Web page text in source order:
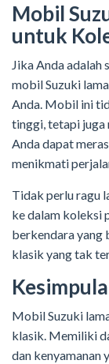
Mobil
untuk
Jika Anda
mobil Suzuki
Anda. Mobil ini
tinggi, tetapi juga
Anda dapat
menikmati
Tidak perlu ragu
ke dalam koleksi
berkendara yang
klasik yang tak
Mobil Suzuki
klasik. Memiliki
dan kenyamanan